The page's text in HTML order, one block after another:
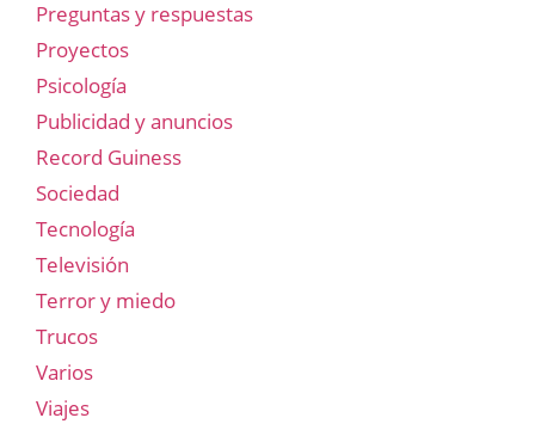
Preguntas y respuestas
Proyectos
Psicología
Publicidad y anuncios
Record Guiness
Sociedad
Tecnología
Televisión
Terror y miedo
Trucos
Varios
Viajes